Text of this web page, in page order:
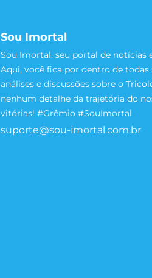
Sou Imortal
Sou Imortal, seu portal de notícias
Aqui, você fica por dentro de todas
análises e discussões sobre o
nenhum detalhe da trajetória do
vitórias! #Grêmio #SouImortal
suporte@sou-imortal.com.br